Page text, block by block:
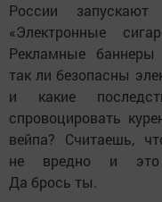
России запускают
«Электронные
Рекламные
так ли безопасны
и какие
спровоцировать
вейпа? Считаешь,
не вредно и это
Да брось ты.